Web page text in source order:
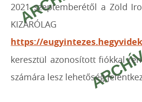
2021 szeptemberétől a Zöld
https://
keresztül azonosított fiókkal
számára lesz lehetőség